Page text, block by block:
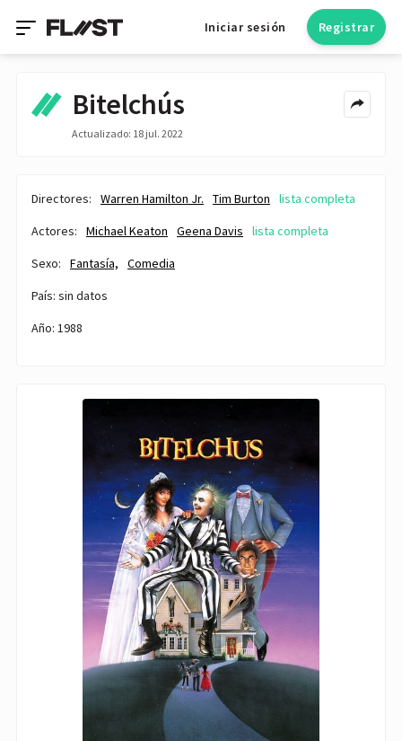
Iniciar sesión Registrar
Bitelchús
Actualizado: 18 jul. 2022
Directores: Warren Hamilton Jr. Tim Burton
lista completa
Actores:
Michael Keaton Geena Davis
lista completa
Sexo:
Fantasía,
Comedia
País: sin datos
Año: 1988